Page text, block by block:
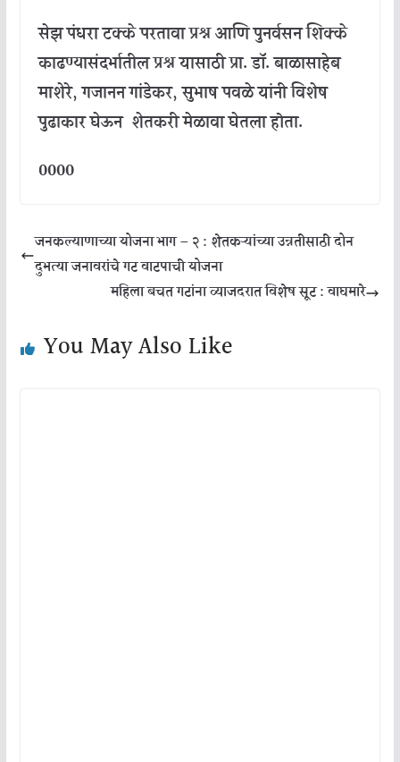
सेझपंधराटक्केपरतावाप्रश्नआणिपुनर्वसनशिक्के
काढण्यासंदर्भातीलप्रश्नयासाठीप्रा.डॉ.बाळासाहेब
माशेरे,गजाननगांडेकर,सुभाषपवळेयांनीविशेष
पुढाकारघेऊन शेतकरीमेळावाघेतलाहोता.
0000
जनकल्याणाच्या योजना भाग – २ : शेतकऱ्यांच्या उन्नतीसाठी दोन
दुभत्या जनावरांचे गट वाटपाची योजना
महिला बचत गटांना व्याजदरात विशेष सूट : वाघमारे
You May Also Like